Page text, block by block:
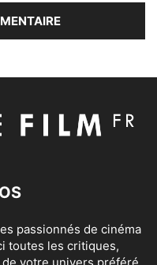
passionnés de cinéma
toutes les critiques,